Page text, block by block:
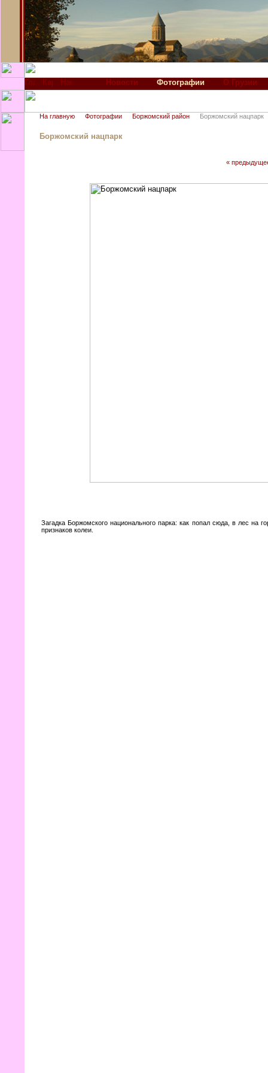
Новости Фотографии О Грузии
На главную Фотографии Боржомский район Боржомский нацпарк
Боржомский нацпарк
«
Загадка Боржомского национального парка: как попал сюда, в лес
признаков колеи.